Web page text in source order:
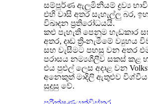
සම්පූර්ණ ඇලුමිනියම් ද්‍රව්‍ය
එහි වාසි අතර සැහැල්ලු බර,
විඛාදන ප්‍රතිරෝධයයි.
කළු පැහැති පෙනුම හැඩකාර
අතර, දෘඩ ත්‍රි-නැමීමේ ව්‍යුහය
සහ වැසීමට පහසු වන අතර
පරාසය නම්‍යශීලීව සකස් කළ
එය පුළුල් ලෙස අදාළ වන
අනෙකුත් මාදිලි ඇතුළුව විශ්වීය
සුදුසු වේ.